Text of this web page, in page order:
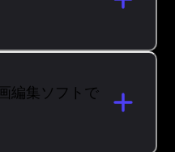
編集ソフトで